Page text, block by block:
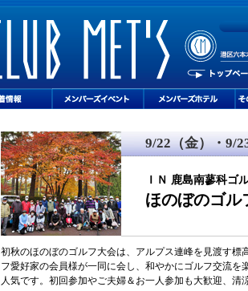
9/22（金）・9/
ＩＮ 鹿島南蓼科ゴ
ほのぼのゴ
初秋のほのぼのゴルフ大会は、アルプス連峰を見渡す標
フ愛好家の会員様が一同に会し、和やかにゴルフ交流
人気です。初回参加やご夫婦＆お一人参加も大歓迎、